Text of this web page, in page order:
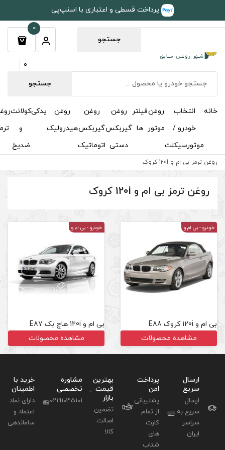
و اعتباری با اسنپ‌پی
جستجو
روغن
دستی
روغن
گیربکس
اتوماتیک
روغن
هیدرولیک
یدکی کولانت
و
ضدیخ
روغن
ترمز
مکمل
و
اکتان
خوشبوکنندهدربارهتماس
با ما
خودرو - بی ام و
بی ام و 120i هاچ بک E87
مشاهده محصولات
بهترین
قیمت
بازار
تضمین
اصالت
کالا
مشاوره
تخصصی
02191035101
خرید با
اطمینان
دارای نماد
اعتماد و
ساماندهی